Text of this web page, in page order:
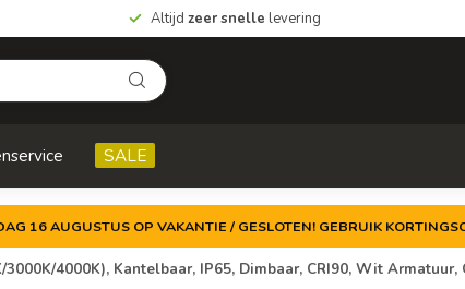
Altijd zeer snelle levering
SALE
16 AUGUSTUS OP VAKANTIE / GESLOTEN! GEBRUIK
4000K), Kantelbaar, IP65, Dimbaar, CRI90, Wit